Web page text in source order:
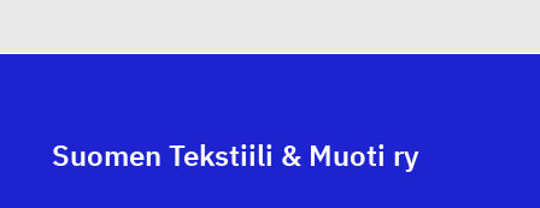
Suomen Tekstiili & Muoti ry